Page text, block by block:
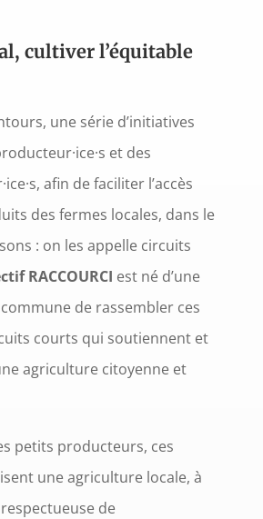
cultiver l’équitable
une série d’initiatives
et des
afin de faciliter l’accès
des fermes locales, dans le
: on les appelle circuits
RACCOURCI est né d’une
de rassembler ces
courts qui soutiennent et
agriculture citoyenne et
petits producteurs, ces
une agriculture locale, à
de